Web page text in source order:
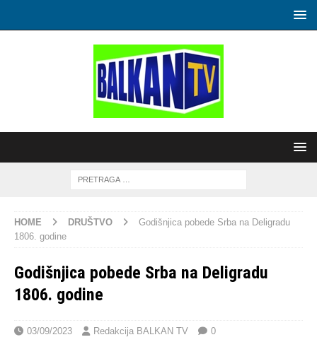
HOME DRUŠTVO
Godišnjica pobede Srba na Deligradu
1806. godine
Godišnjica pobede Srba na Deligradu
1806. godine
03/09/2023 Redakcija BALKAN TV 0